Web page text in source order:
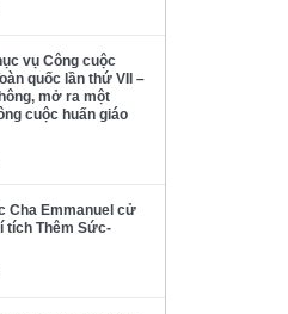
vụ Công cuộc
quốc lần thứ VII –
mở ra một
cuộc huấn giáo
Cha Emmanuel cử
tích Thêm Sức-